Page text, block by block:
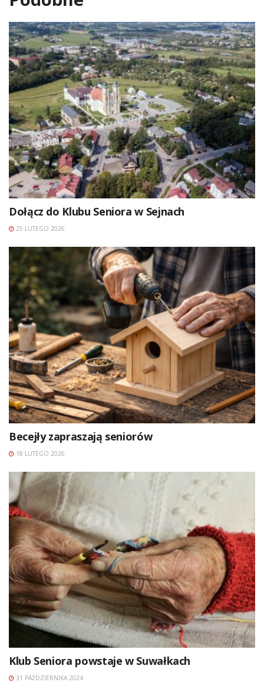
Dołącz do Klubu Seniora w Sejnach
25 LUTEGO 2026
Becejły zapraszają seniorów
18 LUTEGO 2026
Klub Seniora powstaje w Suwałkach
31 PAŹDZIERNIKA 2024